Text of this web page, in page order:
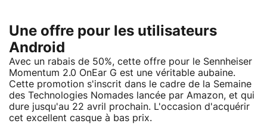
Une offre pour les utilisateurs
Android
Avec un rabais de 50%, cette offre pour le Sennheiser
Momentum 2.0 OnEar G est une véritable aubaine.
Cette promotion s'inscrit dans le cadre de la Semaine
des Technologies Nomades lancée par Amazon, et qui
dure jusqu'au 22 avril prochain. L'occasion d'acquérir
cet excellent casque à bas prix.